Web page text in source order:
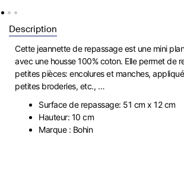
Description
Cette jeannette de repassage est une mini
avec une housse 100% coton. Elle permet de
petites pièces: encolures et manches,
petites broderies, etc., …
Surface de repassage: 51 cm x 12 cm
Hauteur: 10 cm
Marque : Bohin